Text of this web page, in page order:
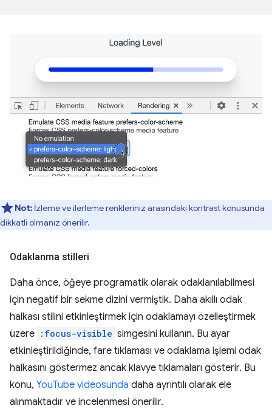
Not: İzleme ve ilerleme renkleriniz arasındaki kontrast konusunda
dikkatli olmanız önerilir.
Odaklanma stilleri
Daha önce, öğeye programatik olarak odaklanılabilmesi
için negatif bir sekme dizini vermiştik. Daha akıllı odak
halkası stilini etkinleştirmek için odaklamayı özelleştirmek
üzere :focus-visible simgesini kullanın. Bu ayar
etkinleştirildiğinde, fare tıklaması ve odaklama işlemi odak
halkasını göstermez ancak klavye tıklamaları gösterir. Bu
konu, YouTube videosunda daha ayrıntılı olarak ele
alınmaktadır ve incelenmesi önerilir.